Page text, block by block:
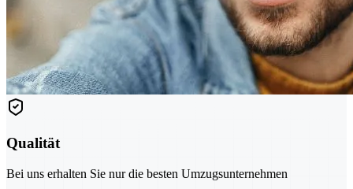
Qualität
Bei uns erhalten Sie nur die besten Umzugsunternehmen